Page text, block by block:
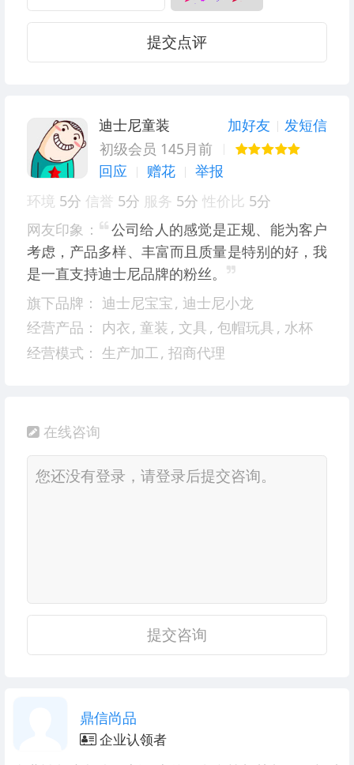
提交点评
迪士尼童装 加好友
发短信
初级会员 145月前
回应
赠花
举报
环境 5分 信誉 5分 服务 5分 性价比 5分
网友印象：
公司给人的感觉是正规、能为客户
考虑，产品多样、丰富而且质量是特别的好，我
是一直支持迪士尼品牌的粉丝。
旗下品牌： 迪士尼宝宝 , 迪士尼小龙
经营产品： 内衣, 童装 , 文具 , 包帽玩具 , 水杯
经营模式： 生产加工 , 招商代理
在线咨询
提交咨询
鼎信尚品
企业认领者